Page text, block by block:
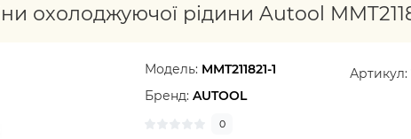
охолоджуючої рідини Autool
Модель: MMT211821-1 Артикул:
Бренд:AUTOOL
0